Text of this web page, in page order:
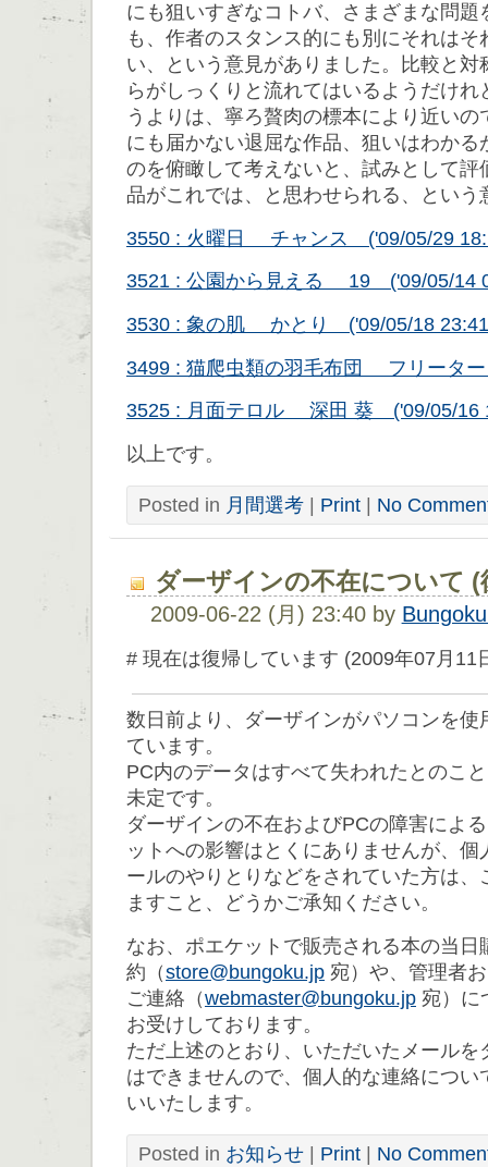
にも狙いすぎなコトバ、さまざまな問題
も、作者のスタンス的にも別にそれは
い、という意見がありました。比較と対
らがしっくりと流れてはいるようだけ
うよりは、寧ろ贅肉の標本により近い
にも届かない退屈な作品、狙いはわかる
のを俯瞰して考えないと、試みとして評
品がこれでは、と思わせられる、という
3550 : 火曜日 チャンス ('09/05/29
3521 : 公園から見える 19 ('09/05/14
3530 : 象の肌 かとり ('09/05/18
3499 : 猫爬虫類の羽毛布団 フリータ
3525 : 月面テロル 深田 葵 ('09/05/16
以上です。
Posted in 月間選考 Print No
ダーザインの不在について (
2009-06-22 (月) 23:40 by
# 現在は復帰しています (2009年07月11
数日前より、ダーザインがパソコンを使
ています。
PC内のデータはすべて失われたとのこ
未定です。
ダーザインの不在およびPCの障害によ
ットへの影響はとくにありませんが、
ールのやりとりなどをされていた方は、
ますこと、どうかご承知ください。
なお、ポエケットで販売される本の当日
約（store@bungoku.jp 宛）や、管理者
ご連絡（webmaster@bungoku.jp 宛）に
お受けしております。
ただ上述のとおり、いただいたメールを
はできませんので、個人的な連絡につい
いいたします。
Posted in お知らせ Print No